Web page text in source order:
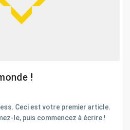
!
Ceci est votre premier article.
le, puis commencez à écrire !